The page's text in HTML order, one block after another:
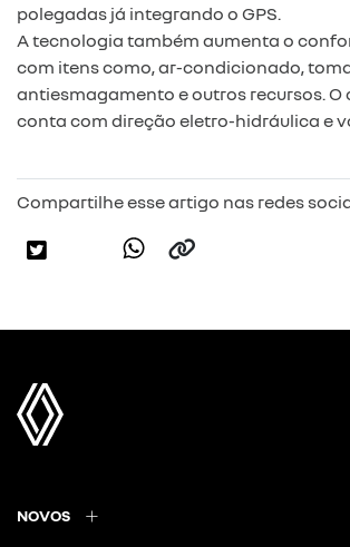
polegadas já integrando o GPS.
A tecnologia também aumenta o
com itens como, ar-condicionado,
antiesmagamento e outros recursos.
conta com direção eletro-hidráulica e
Compartilhe esse artigo nas redes
NOVOS